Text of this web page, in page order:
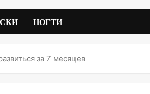
НОГТИ
за 7 месяцев